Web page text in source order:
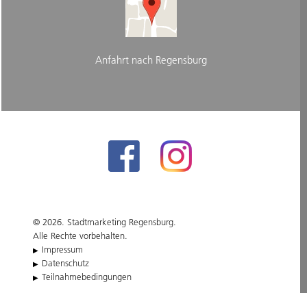
Anfahrt nach Regensburg
© 2026. Stadtmarketing Regensburg.
Alle Rechte vorbehalten.
Impressum
Datenschutz
Teilnahmebedingungen